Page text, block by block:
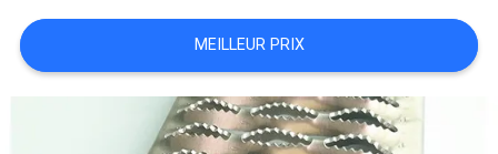
PLAN
MEILLEUR PRIX